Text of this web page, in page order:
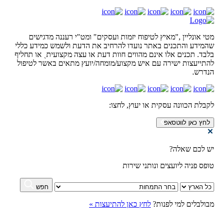
מטי אונליין ,"מאיץ לטיפוח יזמות ועסקים" ומט"י רעננה מדגישים
שהמידע והתכנים באתר נועדו להרחיב את הדעת ולשמש כמידע כללי
בלבד. תכנים אלו אינם מהווים חוות דעת או עצה מקצועיתˎ או תחליף
להתייעצות ישירה עם איש מקצוע/מומחה/יועץ מתאים באשר לטיפול
הנדרש.
לקבלת הכוונה עסקית או יעוץ, לחצו:
לחץ כאן לווטסאפ
יש לכם שאלה?
טופס פניה ליועצים ונותני שירות
חפש
מבולבלים למי לפנות? לחץ כאן להתיעצות »